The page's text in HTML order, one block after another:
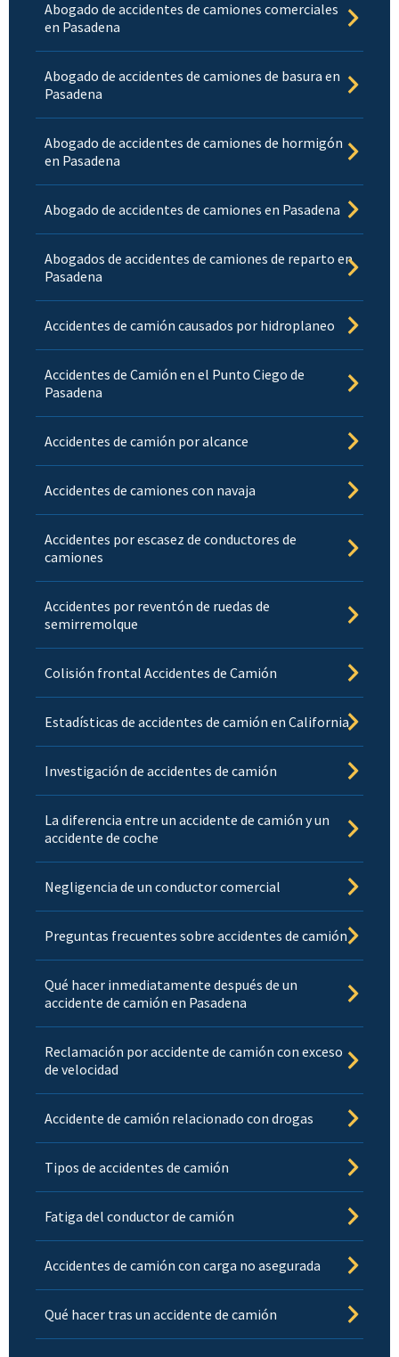
Abogado de accidentes de camiones comerciales
en Pasadena
Abogado de accidentes de camiones de basura en
Pasadena
Abogado de accidentes de camiones de hormigón
en Pasadena
Abogado de accidentes de camiones en Pasadena
Abogados de accidentes de camiones de reparto en
Pasadena
Accidentes de camión causados por hidroplaneo
Accidentes de Camión en el Punto Ciego de
Pasadena
Accidentes de camión por alcance
Accidentes de camiones con navaja
Accidentes por escasez de conductores de
camiones
Accidentes por reventón de ruedas de
semirremolque
Colisión frontal Accidentes de Camión
Estadísticas de accidentes de camión en California
Investigación de accidentes de camión
La diferencia entre un accidente de camión y un
accidente de coche
Negligencia de un conductor comercial
Preguntas frecuentes sobre accidentes de camión
Qué hacer inmediatamente después de un
accidente de camión en Pasadena
Reclamación por accidente de camión con exceso
de velocidad
Accidente de camión relacionado con drogas
Tipos de accidentes de camión
Fatiga del conductor de camión
Accidentes de camión con carga no asegurada
Qué hacer tras un accidente de camión